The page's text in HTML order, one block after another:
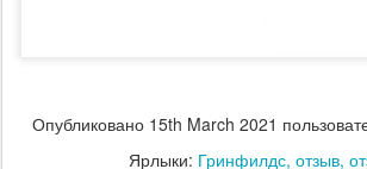
Опубликовано 15th March 2021
Ярлыки: Гринфилдс отзыв